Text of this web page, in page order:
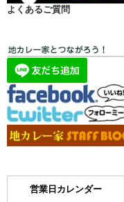
よくあるご質問
営業日カレンダー